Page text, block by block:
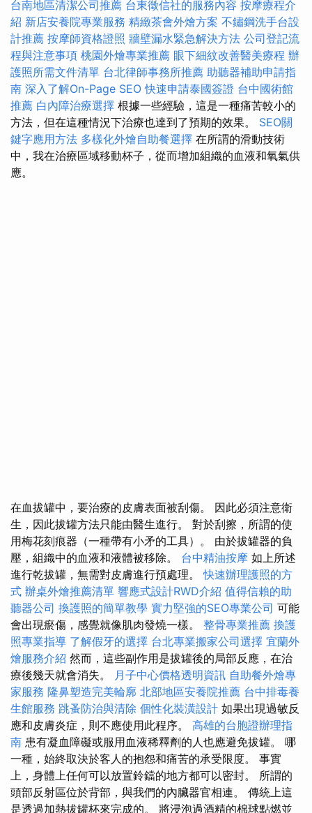
台南地區清潔公司推薦 台東徵信社的服務內容 按摩療程介
紹 新店安養院專業服務 精緻茶會外燴方案 不鏽鋼洗手台設
計推薦 按摩師資格證照 牆壁漏水緊急解決方法 公司登記流
程與注意事項 桃園外燴專業推薦 眼下細紋改善醫美療程 辦
護照所需文件清單 台北律師事務所推薦 助聽器補助申請指
南 深入了解On-Page SEO 快速申請泰國簽證 台中國術館
推薦 白內障治療選擇 根據一些經驗，這是一種痛苦較小的
方法，但在這種情況下治療也達到了預期的效果。 SEO關
鍵字應用方法 多樣化外燴自助餐選擇 在所謂的滑動技術
中，我在治療區域移動杯子，從而增加組織的血液和氧氣供
應。
在血拔罐中，要治療的皮膚表面被刮傷。 因此必須注意衛
生，因此拔罐方法只能由醫生進行。 對於刮擦，所謂的使
用梅花刻痕器（一種帶有小矛的工具）。 由於拔罐器的負
壓，組織中的血液和液體被移除。 台中精油按摩 如上所述
進行乾拔罐，無需對皮膚進行預處理。快速辦理護照的方
式 辦桌外燴推薦清單 響應式設計RWD介紹 值得信賴的助
聽器公司 換護照的簡單教學 實力堅強的SEO專業公司 可能
會出現瘀傷，感覺就像肌肉發燒一樣。 整骨專業推薦 換護
照專業指導 了解假牙的選擇 台北專業搬家公司選擇 宜蘭外
燴服務介紹 然而，這些副作用是拔罐後的局部反應，在治
療後幾天就會消失。 月子中心價格透明資訊 自助餐外燴專
家服務 隆鼻塑造完美輪廓 北部地區安養院推薦 台中排毒養
生館服務 跳蚤防治與清除 個性化裝潢設計 如果出現過敏反
應和皮膚炎症，則不應使用此程序。 高雄的台胞證辦理指
南 患有凝血障礙或服用血液稀釋劑的人也應避免拔罐。 哪
一種，始終取決於客人的抱怨和痛苦的承受限度。 事實
上，身體上任何可以放置鈴鐺的地方都可以密封。 所謂的
頭部反射區位於背部，與我們的內臟器官相連。 傳統上這
是透過加熱拔罐杯來完成的。 將浸泡過酒精的棉球點燃並